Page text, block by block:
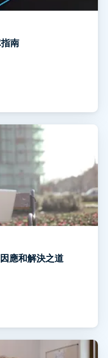
南
應和解決之道